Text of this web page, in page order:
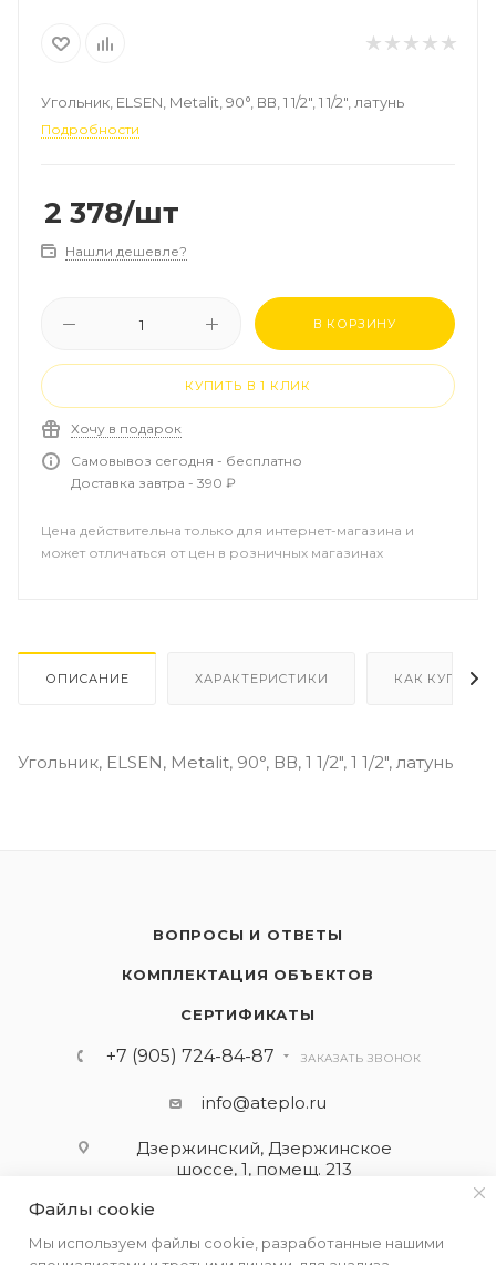
Угольник, ELSEN, Metalit, 90°, ВВ, 1 1/2", 1 1/2", латунь
Подробности
2 378/шт
Нашли дешевле?
В КОРЗИНУ
КУПИТЬ В 1 КЛИК
Хочу в подарок
Самовывоз сегодня - бесплатно
Доставка завтра - 390 ₽
Цена действительна только для интернет-магазина и
может отличаться от цен в розничных магазинах
ОПИСАНИЕ ХАРАКТЕРИСТИКИ КАК КУПИТЬ
Угольник, ELSEN, Metalit, 90°, ВВ, 1 1/2", 1 1/2", латунь
ВОПРОСЫ И ОТВЕТЫ
КОМПЛЕКТАЦИЯ ОБЪЕКТОВ
СЕРТИФИКАТЫ
+7 (905) 724-84-87 ЗАКАЗАТЬ ЗВОНОК
info@ateplo.ru
Дзержинский, Дзержинское
шоссе, 1, помещ. 213
Файлы cookie
Мы используем файлы cookie, разработанные нашими